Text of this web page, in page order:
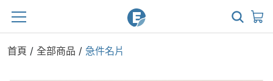
首頁 / 全部商品 / 急件名片